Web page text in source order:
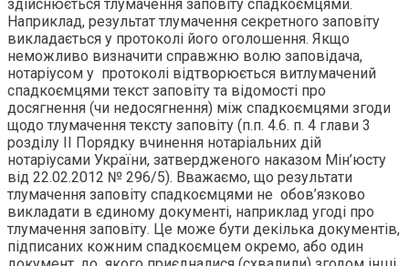
здійснюється тлумачення заповіту спадкоємцями.
Наприклад, результат тлумачення секретного заповіту
викладається у протоколі його оголошення. Якщо
неможливо визначити справжню волю заповідача,
нотаріусом у протоколі відтворюється витлумачений
спадкоємцями текст заповіту та відомості про
досягнення (чи недосягнення) між спадкоємцями згоди
щодо тлумачення тексту заповіту (п.п. 4.6. п. 4 глави 3
розділу II Порядку вчинення нотаріальних дій
нотаріусами України, затвердженого наказом Мін’юсту
від 22.02.2012 № 296/5). Вважаємо, що результати
тлумачення заповіту спадкоємцями не обов’язково
викладати в єдиному документі, наприклад угоді про
тлумачення заповіту. Це може бути декілька документів,
підписаних кожним спадкоємцем окремо, або один